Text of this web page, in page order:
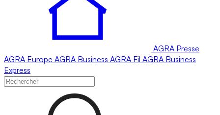
AGRA Presse
AGRA Europe AGRA Business AGRA Fil AGRA Business
Express